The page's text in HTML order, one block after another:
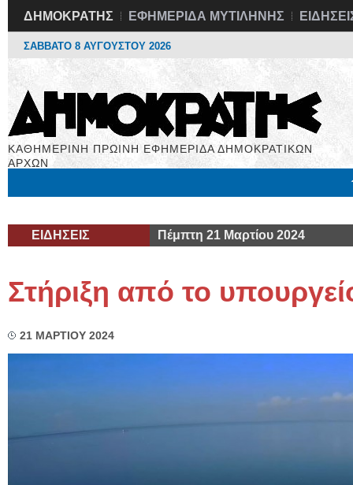
ΔΗΜΟΚΡΑΤΗΣ ΕΦΗΜΕΡΙΔΑ ΜΥΤΙΛΗΝΗΣ
ΣΑΒΒΑΤΟ 8 ΑΥΓΟΥΣΤΟΥ 2026
ΚΑΘΗΜΕΡΙΝΗ ΠΡΩΙΝΗ ΕΦΗΜΕΡΙΔΑ ΔΗΜΟΚΡΑΤΙΚΩΝ
ΑΡΧΩΝ
ΕΙΔΗΣΕΙΣ Πέμπτη 21 Μαρτίου 2024
Στήριξη από το
21 ΜΑΡΤΙΟΥ 2024